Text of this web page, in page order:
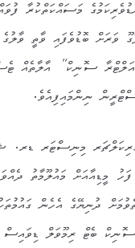
މަސައްކަތްކުރާ
ވަރަށް ބޮޑުވެފައި ވާތީ
ސޮނިކް” އާލާތެއް
ނިންމައިފިއެވެ.
މިނިސްޓަރ ޑރ.
މީޑިއާއަށް މައުލޫމާތު
ދުނިޔޭގެ އެހެން
ބެޓް ރިމޫވަލް ޑިވައިސް